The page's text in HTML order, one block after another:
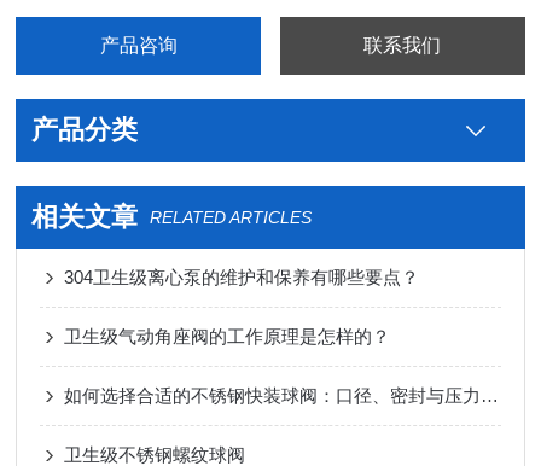
产品咨询 联系我们
产品分类
相关文章 RELATED ARTICLES
304卫生级离心泵的维护和保养有哪些要点？
卫生级气动角座阀的工作原理是怎样的？
如何选择合适的不锈钢快装球阀：口径、密封与压力等级？
卫生级不锈钢螺纹球阀